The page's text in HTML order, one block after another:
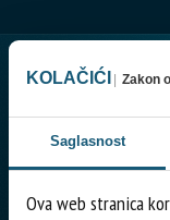
Go to:
KOLAČIĆI Zakon
Saglasnost
Ova web stranica